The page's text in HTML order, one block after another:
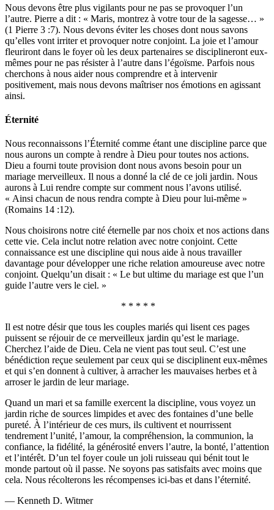
Nous devons être plus vigilants pour ne pas se provoquer l’un
l’autre. Pierre a dit : « Maris, montrez à votre tour de la sagesse… »
(1 Pierre 3 :7). Nous devons éviter les choses dont nous savons
qu’elles vont irriter et provoquer notre conjoint. La joie et l’amour
fleuriront dans le foyer où les deux partenaires se disciplineront eux-
mêmes pour ne pas résister à l’autre dans l’égoïsme. Parfois nous
cherchons à nous aider nous comprendre et à intervenir
positivement, mais nous devons maîtriser nos émotions en agissant
ainsi.
Éternité
Nous reconnaissons l’Éternité comme étant une discipline parce que
nous aurons un compte à rendre à Dieu pour toutes nos actions.
Dieu a fourni toute provision dont nous avons besoin pour un
mariage merveilleux. Il nous a donné la clé de ce joli jardin. Nous
aurons à Lui rendre compte sur comment nous l’avons utilisé.
« Ainsi chacun de nous rendra compte à Dieu pour lui-même »
(Romains 14 :12).
Nous choisirons notre cité éternelle par nos choix et nos actions dans
cette vie. Cela inclut notre relation avec notre conjoint. Cette
connaissance est une discipline qui nous aide à nous travailler
davantage pour développer une riche relation amoureuse avec notre
conjoint. Quelqu’un disait : « Le but ultime du mariage est que l’un
guide l’autre vers le ciel. »
* * * * *
Il est notre désir que tous les couples mariés qui lisent ces pages
puissent se réjouir de ce merveilleux jardin qu’est le mariage.
Cherchez l’aide de Dieu. Cela ne vient pas tout seul. C’est une
bénédiction reçue seulement par ceux qui se disciplinent eux-mêmes
et qui s’en donnent à cultiver, à arracher les mauvaises herbes et à
arroser le jardin de leur mariage.
Quand un mari et sa famille exercent la discipline, vous voyez un
jardin riche de sources limpides et avec des fontaines d’une belle
pureté. À l’intérieur de ces murs, ils cultivent et nourrissent
tendrement l’unité, l’amour, la compréhension, la communion, la
confiance, la fidélité, la générosité envers l’autre, la bonté, l’attention
et l’intérêt. D’un tel foyer coule un joli ruisseau qui bénit tout le
monde partout où il passe. Ne soyons pas satisfaits avec moins que
cela. Nous récolterons les récompenses ici-bas et dans l’éternité.
— Kenneth D. Witmer